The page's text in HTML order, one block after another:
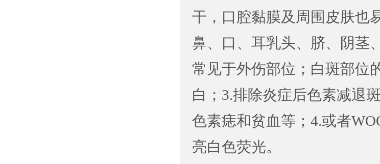
干，口腔黏膜及周围皮肤也
鼻、口、耳乳头、脐、阴茎
常见于外伤部位；白斑部位
白；3.排除炎症后色素减退
色素痣和贫血等；4.或者
亮白色荧光。